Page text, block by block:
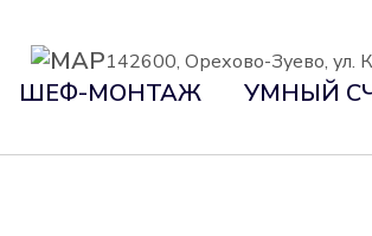
142600, Орехово-Зуево, ул.
ШЕФ-МОНТАЖ УМНЫЙ